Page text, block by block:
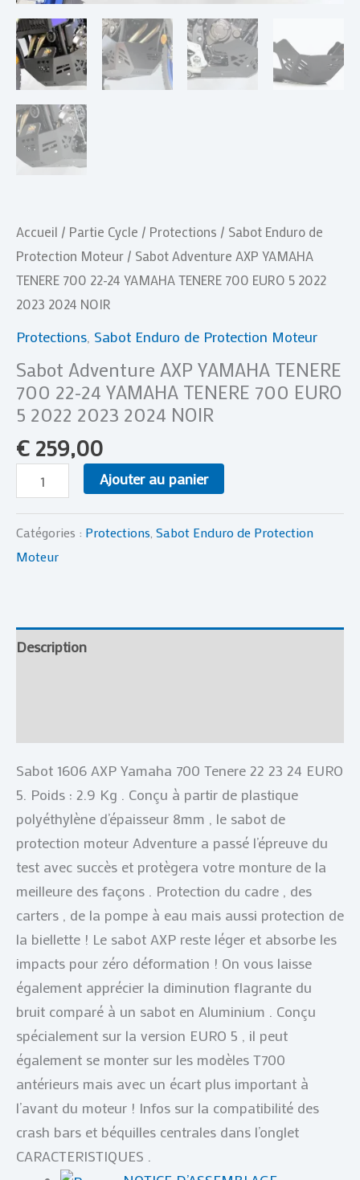
Accueil / Partie Cycle / Protections / Sabot Enduro de
Protection Moteur / Sabot Adventure AXP YAMAHA
TENERE 700 22-24 YAMAHA TENERE 700 EURO 5 2022
2023 2024 NOIR
Protections, Sabot Enduro de Protection Moteur
Sabot Adventure AXP YAMAHA TENERE
700 22-24 YAMAHA TENERE 700 EURO
5 2022 2023 2024 NOIR
€ 259,00
YAMAHA
TENERE
700
EURO
5
2022
NOIR
Ajouter au panier
Catégories : Protections Sabot Enduro de Protection
Moteur
Description
Sabot 1606 AXP Yamaha 700 Tenere 22 23 24 EURO
5. Poids : 2.9 Kg . Conçu à partir de plastique
polyéthylène d’épaisseur 8mm , le sabot de
protection moteur Adventure a passé l’épreuve du
test avec succès et protègera votre monture de la
meilleure des façons . Protection du cadre , des
carters , de la pompe à eau mais aussi protection de
la biellette ! Le sabot AXP reste léger et absorbe les
impacts pour zéro déformation ! On vous laisse
également apprécier la diminution flagrante du
bruit comparé à un sabot en Aluminium . Conçu
spécialement sur la version EURO 5 , il peut
également se monter sur les modèles T700
antérieurs mais avec un écart plus important à
l’avant du moteur ! Infos sur la compatibilité des
crash bars et béquilles centrales dans l’onglet
CARACTERISTIQUES .